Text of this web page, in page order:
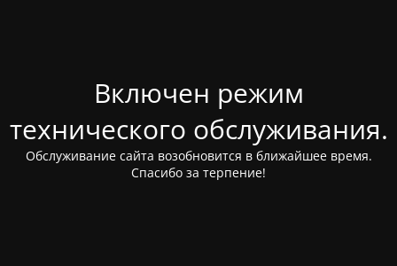
Включен режим
технического обслуживания.
Обслуживание сайта возобновится в ближайшее время.
Спасибо за терпение!